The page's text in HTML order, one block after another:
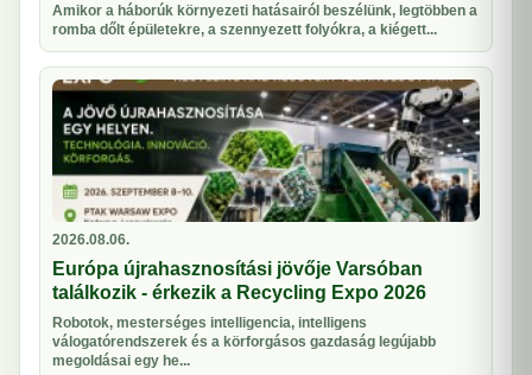
Amikor a háborúk környezeti hatásairól beszélünk, legtöbben a
romba dőlt épületekre, a szennyezett folyókra, a kiégett...
2026.08.06.
Európa újrahasznosítási jövője Varsóban
találkozik - érkezik a Recycling Expo 2026
Robotok, mesterséges intelligencia, intelligens
válogatórendszerek és a körforgásos gazdaság legújabb
megoldásai egy he...